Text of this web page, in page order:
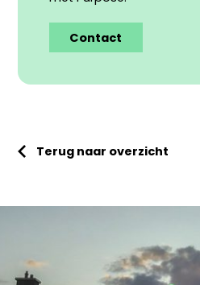
Contact
Terug naar overzicht